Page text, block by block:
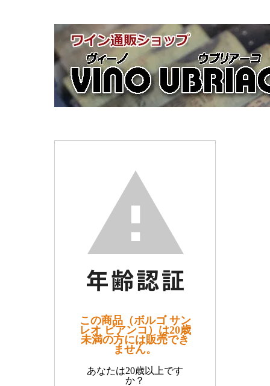
この商品（ボルゴ サン
レオ ビアンコ）は20歳
未満の方には販売でき
ません。
あなたは20歳以上です
か？